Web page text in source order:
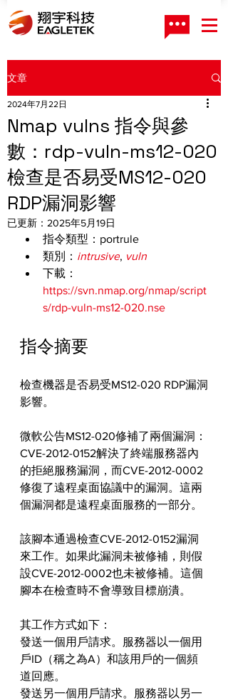
文章
Nmap vulns 指令與參
數：rdp-vuln-ms12-020
檢查是否易受MS12-020
RDP漏洞影響
2024年7月22日
已更新： 2025年5月19日
指令類型：portrule
類別： intrusive, vuln
下載：
https://svn.nmap.org/nmap/script
s/rdp-vuln-ms12-020.nse
指令摘要
檢查機器是否易受MS12-020 RDP漏洞
影響。
微軟公告MS12-020修補了兩個漏洞：
CVE-2012-0152解決了終端服務器內
的拒絕服務漏洞，而CVE-2012-0002
修復了遠程桌面協議中的漏洞。這兩
個漏洞都是遠程桌面服務的一部分。
該腳本通過檢查CVE-2012-0152漏洞
來工作。如果此漏洞未被修補，則假
設CVE-2012-0002也未被修補。這個
腳本在檢查時不會導致目標崩潰。
其工作方式如下：
發送一個用戶請求。服務器以一個用
戶ID（稱之為A）和該用戶的一個頻
道回應。
發送另一個用戶請求。服務器以另一